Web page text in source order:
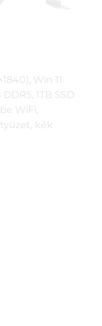
Win 11
1TB SSD
WiFi,
kék